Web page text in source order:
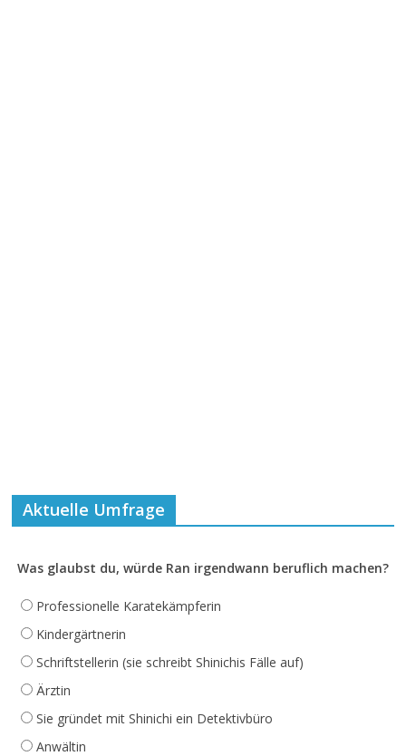
Aktuelle Umfrage
Was glaubst du, würde Ran irgendwann beruflich machen?
Professionelle Karatekämpferin
Kindergärtnerin
Schriftstellerin (sie schreibt Shinichis Fälle auf)
Ärztin
Sie gründet mit Shinichi ein Detektivbüro
Anwältin